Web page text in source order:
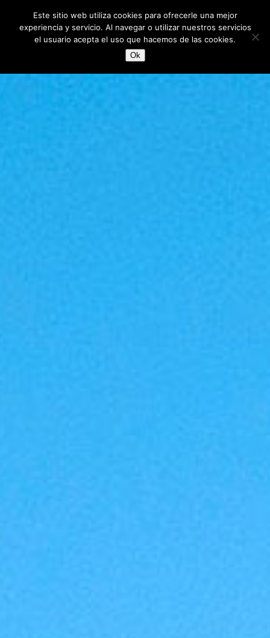
Este sitio web utiliza cookies para ofrecerle una mejor
experiencia y servicio. Al navegar o utilizar nuestros servicios
el usuario acepta el uso que hacemos de las cookies.
Ok